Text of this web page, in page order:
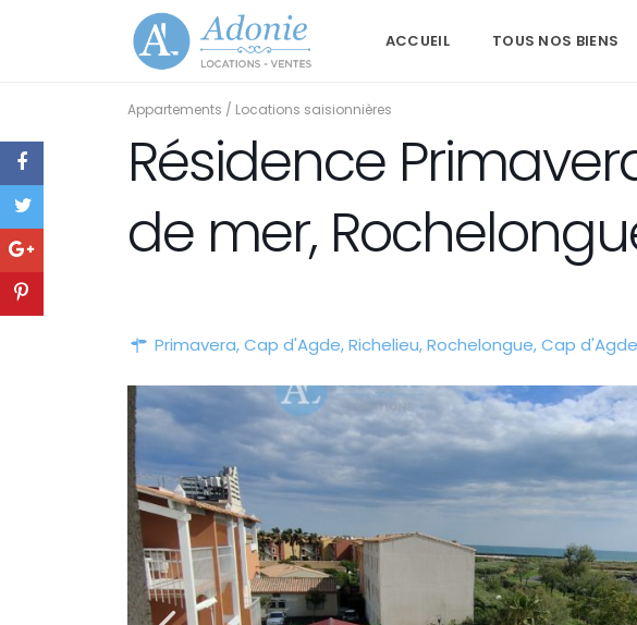
ACCUEIL TOUS NOS BIENS
Appartements / Locations saisionnières
Résidence
de mer,
Primavera,Cap d'Agde,Richelieu,Rochelongue,Cap d'Agde